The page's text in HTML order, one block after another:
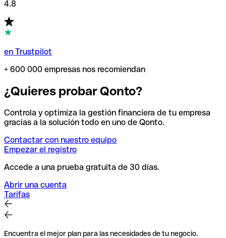
4.8
en Trustpilot
+ 600 000 empresas nos recomiendan
¿Quieres probar Qonto?
Controla y optimiza la gestión financiera de tu empresa
gracias a la solución todo en uno de Qonto.
Contactar con nuestro equipo
Empezar el registro
Accede a una prueba gratuita de 30 días.
Abrir una cuenta
Tarifas
Encuentra el mejor plan para las necesidades de tu negocio.